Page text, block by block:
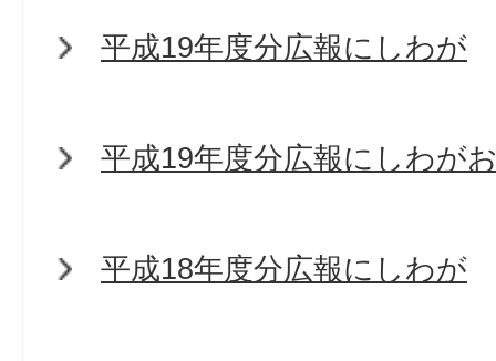
平成19年度分広報にしわが
平成19年度分広報にしわが
平成18年度分広報にしわが